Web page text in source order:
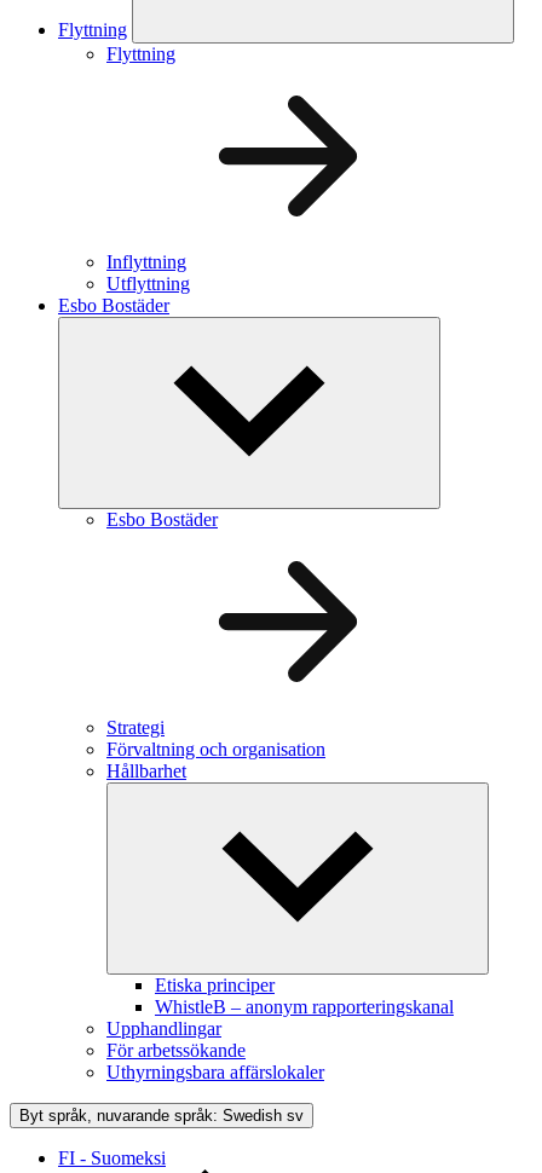
Flyttning
Flyttning
Inflyttning
Utflyttning
Esbo Bostäder
Esbo Bostäder
Strategi
Förvaltning och organisation
Hållbarhet
Etiska principer
WhistleB – anonym rapporteringskanal
Upphandlingar
För arbetssökande
Uthyrningsbara affärslokaler
Byt språk, nuvarande språk: Swedish sv
FI - Suomeksi